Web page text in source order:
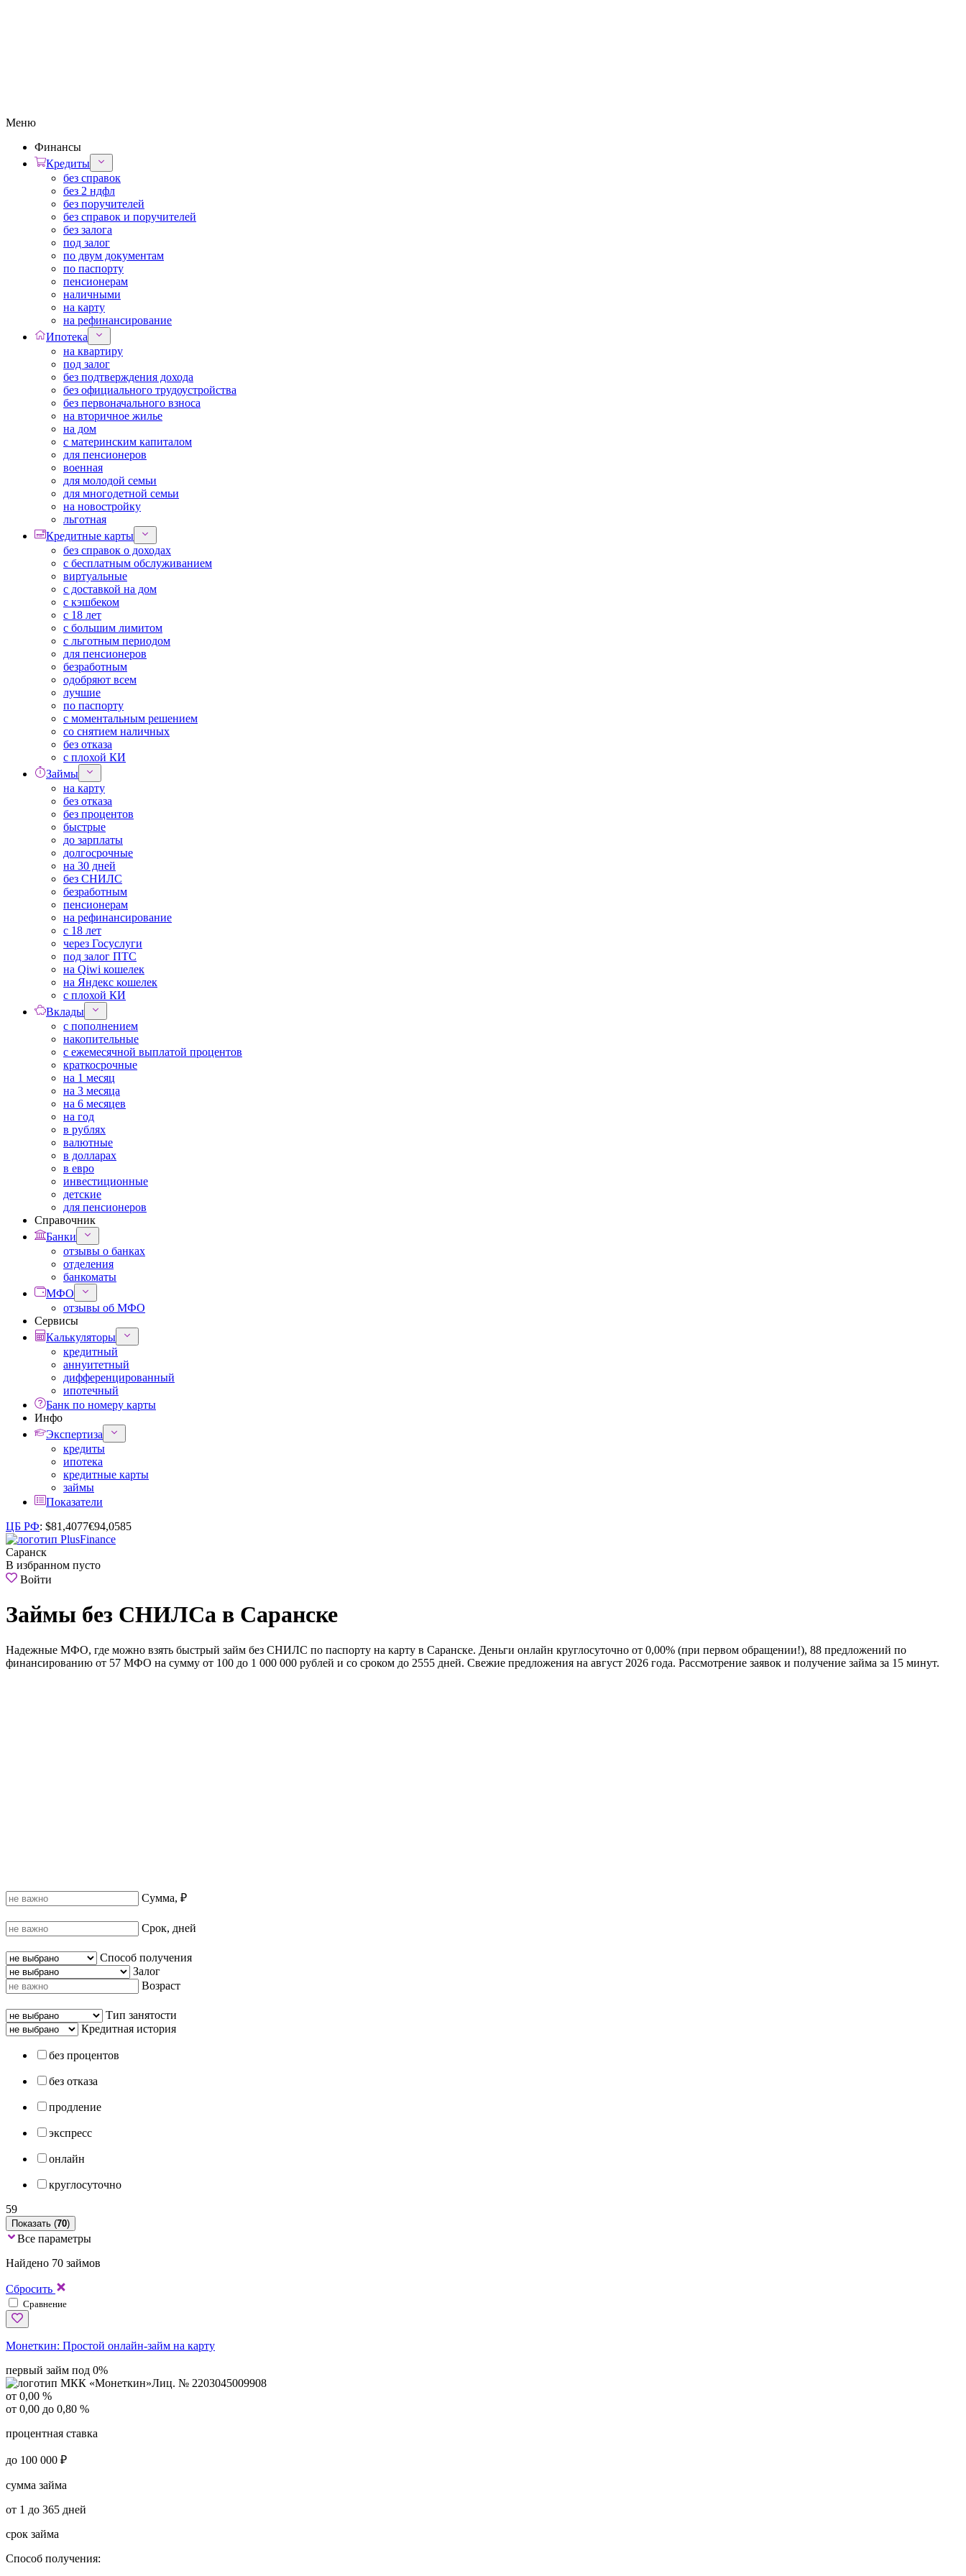
Меню
Финансы
Кредиты
без справок
без 2 ндфл
без поручителей
без справок и поручителей
без залога
под залог
по двум документам
по паспорту
пенсионерам
наличными
на карту
на рефинансирование
Ипотека
на квартиру
под залог
без подтверждения дохода
без официального трудоустройства
без первоначального взноса
на вторичное жилье
на дом
с материнским капиталом
для пенсионеров
военная
для молодой семьи
для многодетной семьи
на новостройку
льготная
Кредитные карты
без справок о доходах
с бесплатным обслуживанием
виртуальные
с доставкой на дом
с кэшбеком
с 18 лет
с большим лимитом
с льготным периодом
для пенсионеров
безработным
одобряют всем
лучшие
по паспорту
с моментальным решением
со снятием наличных
без отказа
с плохой КИ
Займы
на карту
без отказа
без процентов
быстрые
до зарплаты
долгосрочные
на 30 дней
без СНИЛС
безработным
пенсионерам
на рефинансирование
с 18 лет
через Госуслуги
под залог ПТС
на Qiwi кошелек
на Яндекс кошелек
с плохой КИ
Вклады
с пополнением
накопительные
с ежемесячной выплатой процентов
краткосрочные
на 1 месяц
на 3 месяца
на 6 месяцев
на год
в рублях
валютные
в долларах
в евро
инвестиционные
детские
для пенсионеров
Справочник
Банки
отзывы о банках
отделения
банкоматы
МФО
отзывы об МФО
Сервисы
Калькуляторы
кредитный
аннуитетный
дифференцированный
ипотечный
Банк по номеру карты
Инфо
Экспертиза
кредиты
ипотека
кредитные карты
займы
Показатели
ЦБ РФ: $81,4077€94,0585
Саранск
В избранном пусто
Войти
Займы без СНИЛСа в Саранске
Надежные МФО, где можно взять быстрый займ без СНИЛС по паспорту на карту в Саранске. Деньги онлайн круглосуточно от 0,00% (при первом обращении!), 88 предложений по
финансированию от 57 МФО на сумму от 100 до 1 000 000 рублей и со сроком до 2555 дней. Свежие предложения на август 2026 года. Рассмотрение заявок и получение займа за 15 минут.
Сумма, ₽
Срок, дней
Способ получения
Залог
Возраст
Тип занятости
Кредитная история
без процентов
без отказа
продление
экспресс
онлайн
круглосуточно
59
Показать (70)
Все параметры
Найдено 70 займов
Сбросить
Сравнение
Монеткин: Простой онлайн-займ на карту
первый займ под 0%
Лиц. № 2203045009908
от 0,00 %
от 0,00 до 0,80 %
процентная ставка
до 100 000 ₽
сумма займа
от 1 до 365 дней
срок займа
Способ получения: